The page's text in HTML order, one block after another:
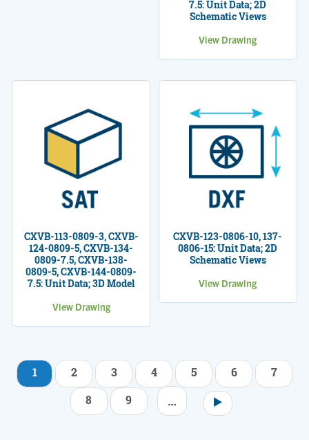
7.5: Unit Data; 2D
Schematic Views
View Drawing
CXVB-113-0809-3, CXVB-
124-0809-5, CXVB-134-
0809-7.5, CXVB-138-
0809-5, CXVB-144-0809-
7.5: Unit Data; 3D Model
View Drawing
CXVB-123-0806-10, 137-
0806-15: Unit Data; 2D
Schematic Views
View Drawing
Paginação
1 2 3 4 5 6
7
8
9 …